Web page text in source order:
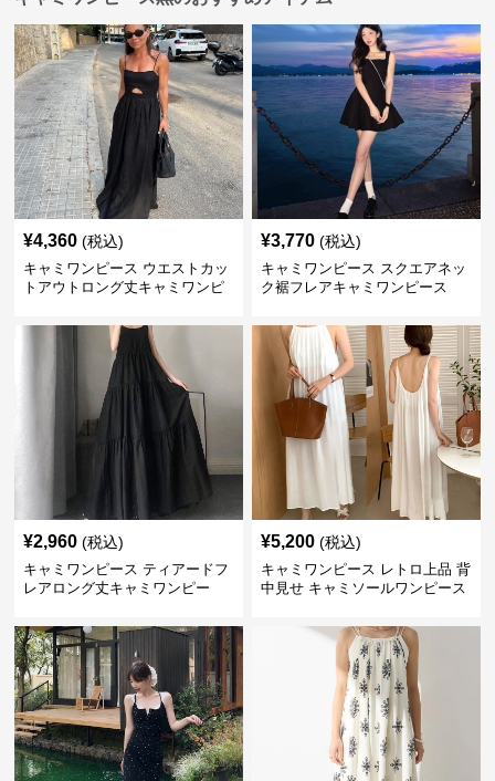
¥4,360 (税込)
キャミワンピース ウエストカッ
トアウトロング丈キャミワンピ
¥3,770 (税込)
キャミワンピース スクエアネッ
ク裾フレアキャミワンピース
¥2,960 (税込)
キャミワンピース ティアードフ
レアロング丈キャミワンピー
¥5,200 (税込)
キャミワンピース レトロ上品 背
中見せ キャミソールワンピース